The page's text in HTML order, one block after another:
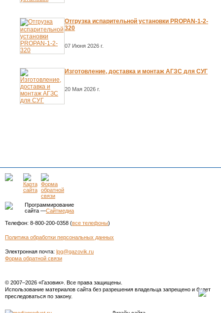
Отгрузка испарительной установки PROPAN-1-2-
320
07 Июня 2026 г.
Изготовление, доставка и монтаж АГЗС для СУГ
20 Мая 2026 г.
Программирование
сайта —Сайтмедиа
Телефон: 8-800-200-0358 (все телефоны)
Политика обработки персональных данных
Электронная почта: lpg@gazovik.ru
Форма обратной связи
© 2007–2026 «Газовик». Все права защищены.
Использование материалов сайта без разрешения владельца запрещено и будет
преследоваться по закону.